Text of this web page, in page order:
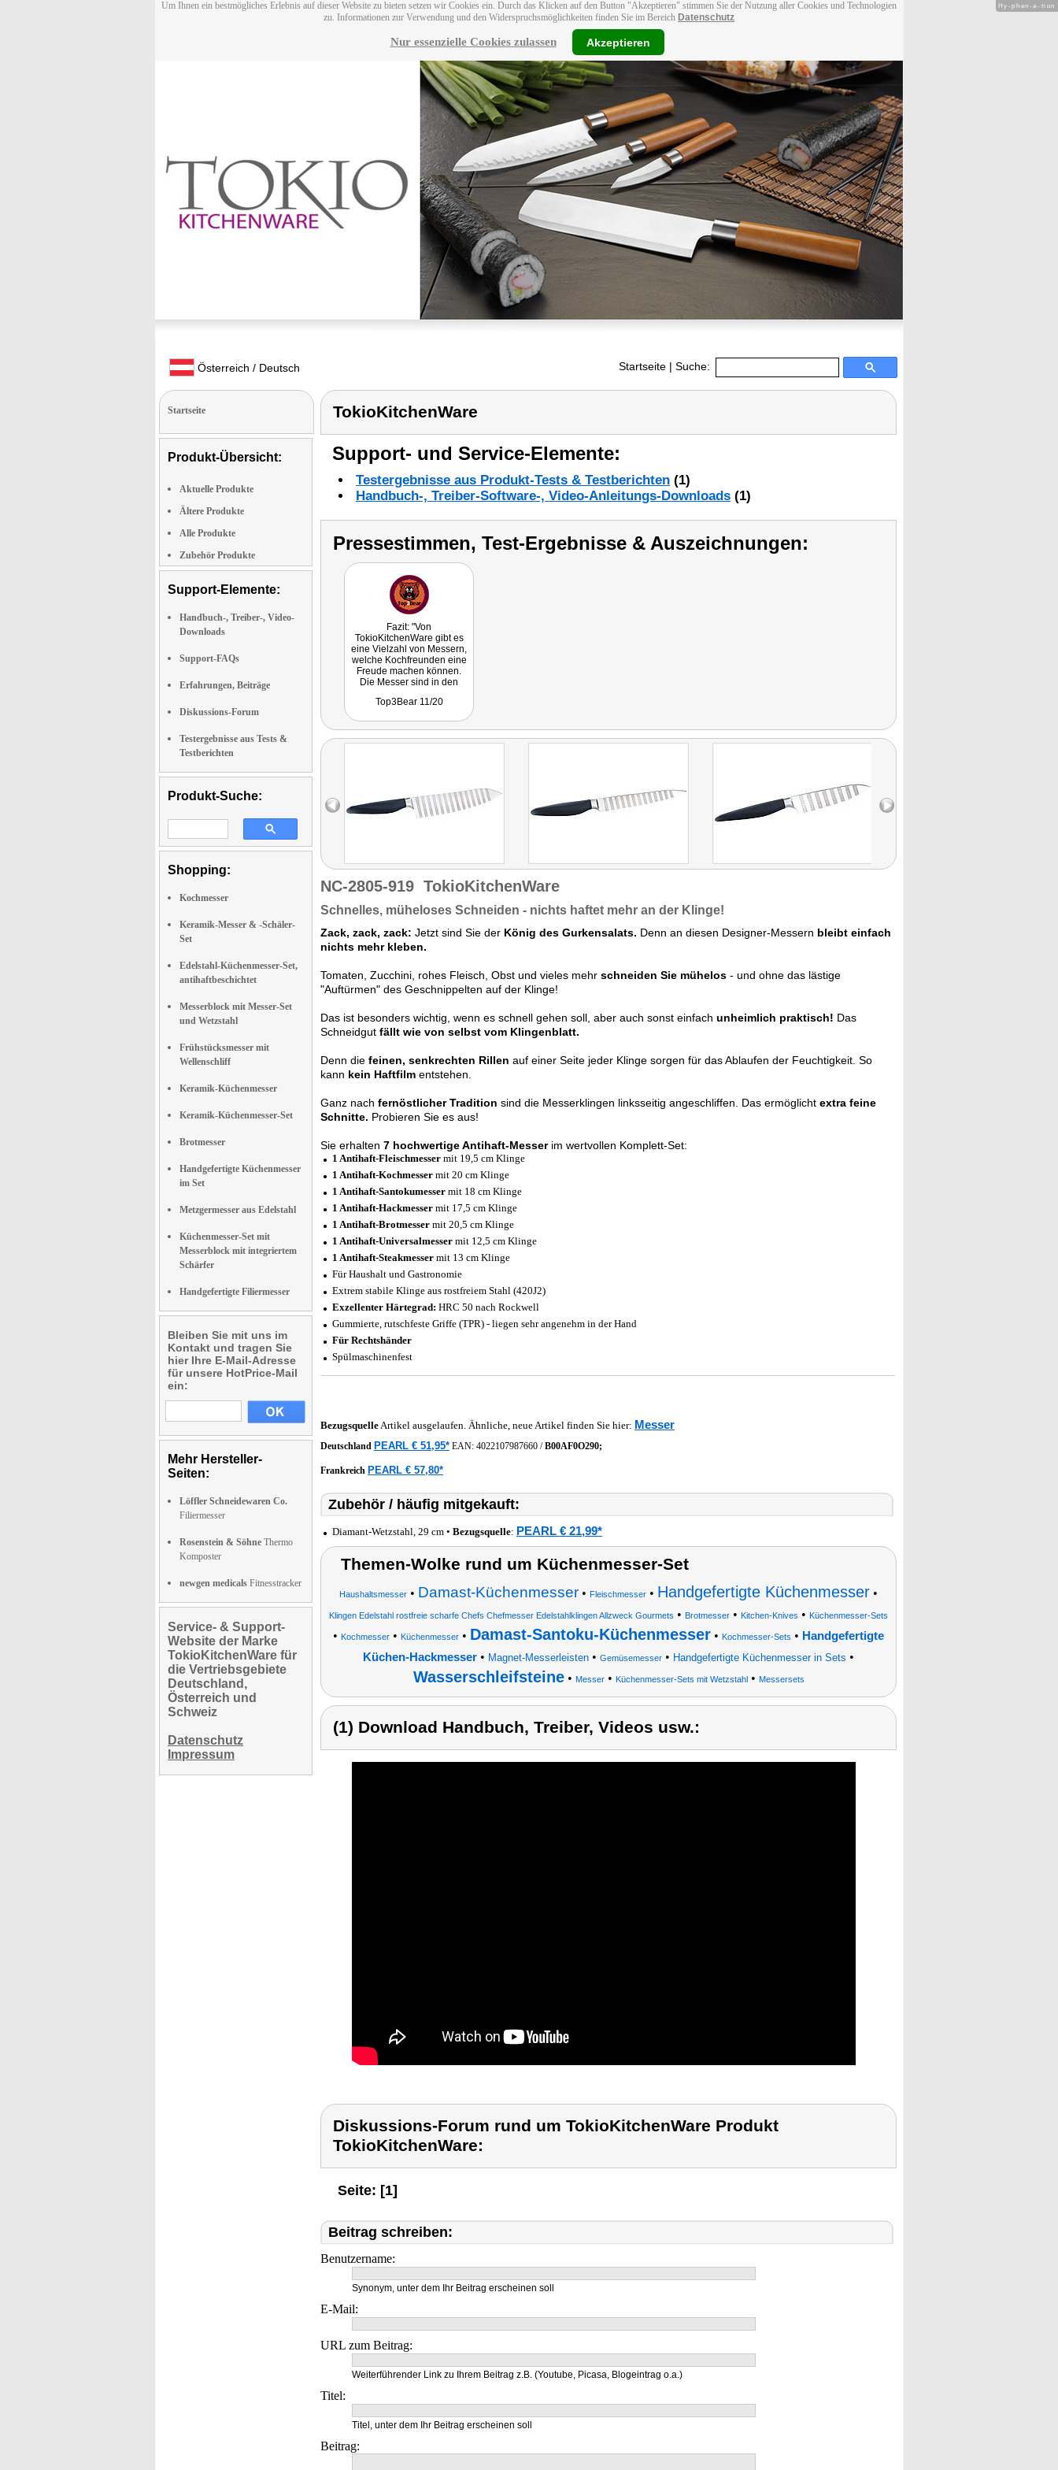
Um Ihnen ein bestmögliches Erlebnis auf dieser Website zu bieten setzen wir Cookies ein. Durch das Klicken auf den Button "Akzeptieren" stimmen Sie der Nutzung aller Cookies und Technologien
zu. Informationen zur Verwendung und den Widerspruchsmöglichkeiten finden Sie im Bereich Datenschutz
Nur essenzielle Cookies zulassen Akzeptieren
Österreich / Deutsch Startseite | Suche:
Startseite
Produkt-Übersicht:
Aktuelle Produkte
Ältere Produkte
Alle Produkte
Zubehör Produkte
Support-Elemente:
Handbuch-, Treiber-, Video-
Downloads
Support-FAQs
Erfahrungen, Beiträge
Diskussions-Forum
Testergebnisse aus Tests &
Testberichten
Produkt-Suche:
Shopping:
Kochmesser
Keramik-Messer & -Schäler-
Set
Edelstahl-Küchenmesser-Set,
antihaftbeschichtet
Messerblock mit Messer-Set
und Wetzstahl
Frühstücksmesser mit
Wellenschliff
Keramik-Küchenmesser
Keramik-Küchenmesser-Set
Brotmesser
Handgefertigte Küchenmesser
im Set
Metzgermesser aus Edelstahl
Küchenmesser-Set mit
Messerblock mit integriertem
Schärfer
Handgefertigte Filiermesser
Bleiben Sie mit uns im
Kontakt und tragen Sie
hier Ihre E-Mail-Adresse
für unsere HotPrice-Mail
ein:
Mehr Hersteller-
Seiten:
Löffler Schneidewaren Co.
Filiermesser
Rosenstein & Söhne Thermo
Komposter
newgen medicals Fitnesstracker
Service- & Support-
Website der Marke
TokioKitchenWare für
die Vertriebsgebiete
Deutschland,
Österreich und
Schweiz
Datenschutz
Impressum
TokioKitchenWare
Support- und Service-Elemente:
Testergebnisse aus Produkt-Tests & Testberichten (1)
Handbuch-, Treiber-Software-, Video-Anleitungs-Downloads (1)
Pressestimmen, Test-Ergebnisse & Auszeichnungen:
Fazit: "Von
TokioKitchenWare gibt es
eine Vielzahl von Messern,
welche Kochfreunden eine
Freude machen können.
Die Messer sind in den
erhältlich und sowohl für
zerteilen von Fleisch
Top3Bear 11/20
NC-2805-919 TokioKitchenWare
Schnelles, müheloses Schneiden - nichts haftet mehr an der Klinge!
Zack, zack, zack: Jetzt sind Sie der König des Gurkensalats. Denn an diesen Designer-Messern bleibt einfach
nichts mehr kleben.
Tomaten, Zucchini, rohes Fleisch, Obst und vieles mehr schneiden Sie mühelos - und ohne das lästige
"Auftürmen" des Geschnippelten auf der Klinge!
Das ist besonders wichtig, wenn es schnell gehen soll, aber auch sonst einfach unheimlich praktisch! Das
Schneidgut fällt wie von selbst vom Klingenblatt.
Denn die feinen, senkrechten Rillen auf einer Seite jeder Klinge sorgen für das Ablaufen der Feuchtigkeit. So
kann kein Haftfilm entstehen.
Ganz nach fernöstlicher Tradition sind die Messerklingen linksseitig angeschliffen. Das ermöglicht extra feine
Schnitte. Probieren Sie es aus!
Sie erhalten 7 hochwertige Antihaft-Messerim wertvollen Komplett-Set:
1 Antihaft-Fleischmesser mit 19,5 cm Klinge
1 Antihaft-Kochmesser mit 20 cm Klinge
1 Antihaft-Santokumesser mit 18 cm Klinge
1 Antihaft-Hackmesser mit 17,5 cm Klinge
1 Antihaft-Brotmesser mit 20,5 cm Klinge
1 Antihaft-Universalmesser mit 12,5 cm Klinge
1 Antihaft-Steakmesser mit 13 cm Klinge
Für Haushalt und Gastronomie
Extrem stabile Klinge aus rostfreiem Stahl (420J2)
Exzellenter Härtegrad: HRC 50 nach Rockwell
Gummierte, rutschfeste Griffe (TPR) - liegen sehr angenehm in der Hand
Für Rechtshänder
Spülmaschinenfest
BezugsquelleArtikel ausgelaufen. Ähnliche, neue Artikel finden Sie hier: Messer
Deutschland PEARL € 51,95* EAN: 4022107987660 /B00AF0O290;
Frankreich PEARL € 57,80*
Zubehör / häufig mitgekauft:
Diamant-Wetzstahl, 29 cm • Bezugsquelle: PEARL € 21,99*
Themen-Wolke rund um Küchenmesser-Set
Haushaltsmesser • Damast-Küchenmesser • Fleischmesser • Handgefertigte Küchenmesser •
Klingen Edelstahl rostfreie scharfe Chefs Chefmesser Edelstahlklingen Allzweck Gourmets • Brotmesser • Kitchen-Knives • Küchenmesser-Sets
• Kochmesser • Küchenmesser • Damast-Santoku-Küchenmesser • Kochmesser-Sets • Handgefertigte
Küchen-Hackmesser • Magnet-Messerleisten • Gemüsemesser • Handgefertigte Küchenmesser in Sets •
Wasserschleifsteine• Messer• Küchenmesser-Sets mit Wetzstahl• Messersets
(1) Download Handbuch, Treiber, Videos usw.:
Diskussions-Forum rund um TokioKitchenWare Produkt
TokioKitchenWare:
Seite: [1]
Beitrag schreiben:
Benutzername:
Synonym, unter dem Ihr Beitrag erscheinen soll
E-Mail:
URL zum Beitrag:
Weiterführender Link zu Ihrem Beitrag z.B. (Youtube, Picasa, Blogeintrag o.a.)
Titel:
Titel, unter dem Ihr Beitrag erscheinen soll
Beitrag:
Hy-phen-a-tion